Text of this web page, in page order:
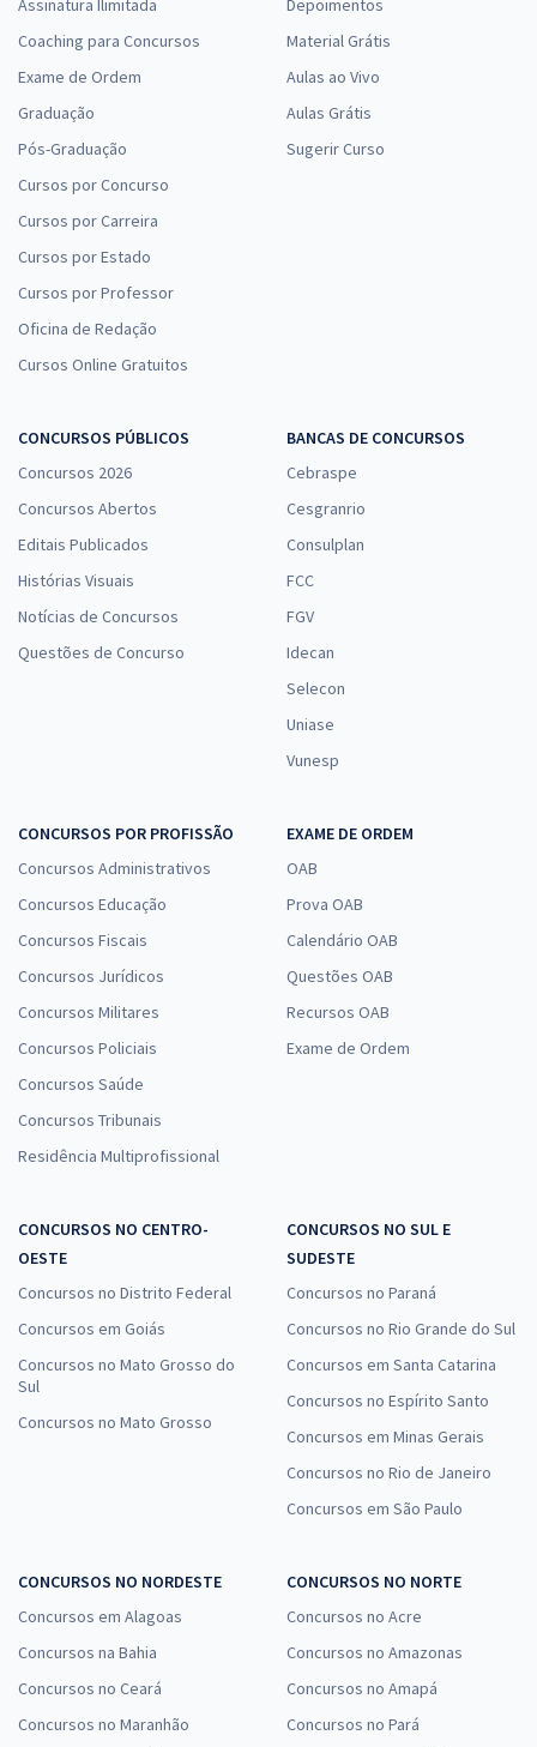
Assinatura Ilimitada
Coaching para Concursos
Exame de Ordem
Graduação
Pós-Graduação
Cursos por Concurso
Cursos por Carreira
Cursos por Estado
Cursos por Professor
Oficina de Redação
Cursos Online Gratuitos
Depoimentos
Material Grátis
Aulas ao Vivo
Aulas Grátis
Sugerir Curso
CONCURSOS PÚBLICOS
Concursos 2026
Concursos Abertos
Editais Publicados
Histórias Visuais
Notícias de Concursos
Questões de Concurso
BANCAS DE CONCURSOS
Cebraspe
Cesgranrio
Consulplan
FCC
FGV
Idecan
Selecon
Uniase
Vunesp
CONCURSOS POR PROFISSÃO
Concursos Administrativos
Concursos Educação
Concursos Fiscais
Concursos Jurídicos
Concursos Militares
Concursos Policiais
Concursos Saúde
Concursos Tribunais
Residência Multiprofissional
EXAME DE ORDEM
OAB
Prova OAB
Calendário OAB
Questões OAB
Recursos OAB
Exame de Ordem
CONCURSOS NO CENTRO-
OESTE
Concursos no Distrito Federal
Concursos em Goiás
Concursos no Mato Grosso do
Sul
Concursos no Mato Grosso
CONCURSOS NO SUL E
SUDESTE
Concursos no Paraná
Concursos no Rio Grande do Sul
Concursos em Santa Catarina
Concursos no Espírito Santo
Concursos em Minas Gerais
Concursos no Rio de Janeiro
Concursos em São Paulo
CONCURSOS NO NORDESTE
Concursos em Alagoas
Concursos na Bahia
Concursos no Ceará
Concursos no Maranhão
CONCURSOS NO NORTE
Concursos no Acre
Concursos no Amazonas
Concursos no Amapá
Concursos no Pará